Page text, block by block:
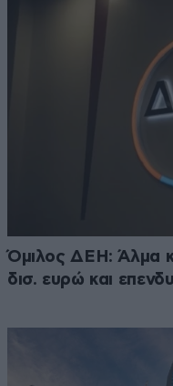
Όμιλος ΔΕΗ: Άλμα
δισ. ευρώ και